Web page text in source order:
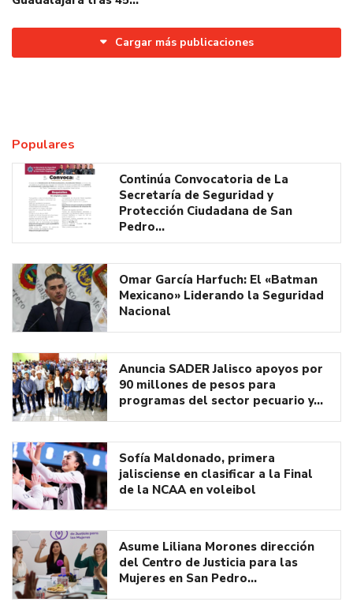
Cargar más publicaciones
Populares
Continúa Convocatoria de La
Secretaría de Seguridad y
Protección Ciudadana de San
Pedro…
Omar García Harfuch: El «Batman
Mexicano» Liderando la Seguridad
Nacional
Anuncia SADER Jalisco apoyos por
90 millones de pesos para
programas del sector pecuario y…
Sofía Maldonado, primera
jalisciense en clasificar a la Final
de la NCAA en voleibol
Asume Liliana Morones dirección
del Centro de Justicia para las
Mujeres en San Pedro…